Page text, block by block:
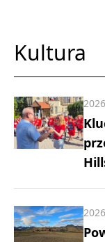
Kultura